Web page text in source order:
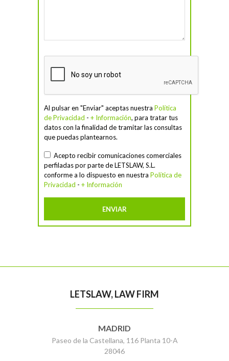
Al pulsar en "Enviar" aceptas nuestra Política
de Privacidad - + Información, para tratar tus
datos con la finalidad de tramitar las consultas
que puedas plantearnos.
Acepto recibir comunicaciones comerciales
perfiladas por parte de LETSLAW, S.L.
conforme a lo dispuesto en nuestra Política de
Privacidad - + Información
LETSLAW, LAW FIRM
MADRID
Paseo de la Castellana, 116 Planta 10-A
28046